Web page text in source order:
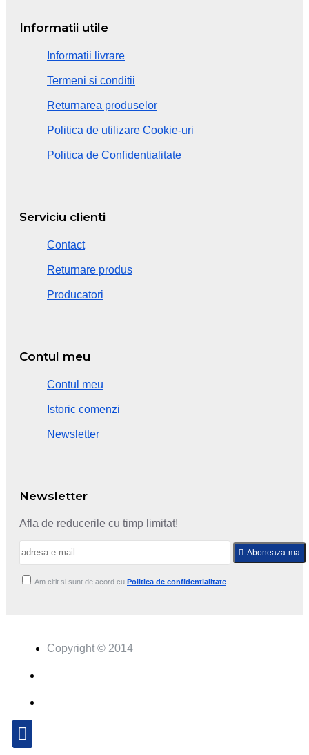
Informatii utile
Informatii livrare
Termeni si conditii
Returnarea produselor
Politica de utilizare Cookie-uri
Politica de Confidentialitate
Serviciu clienti
Contact
Returnare produs
Producatori
Contul meu
Contul meu
Istoric comenzi
Newsletter
Newsletter
Afla de reducerile cu timp limitat!
Aboneaza-ma
Am citit si sunt de acord cu Politica de confidentialitate
Copyright © 2014